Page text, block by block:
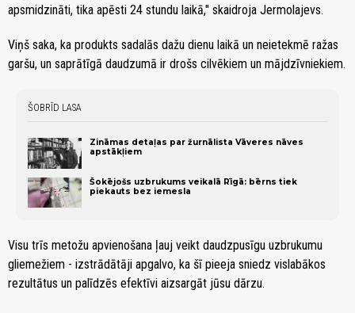
apsmidzināti, tika apēsti 24 stundu laikā," skaidroja Jermolajevs.
Viņš saka, ka produkts sadalās dažu dienu laikā un neietekmē ražas
garšu, un saprātīgā daudzumā ir drošs cilvēkiem un mājdzīvniekiem.
ŠOBRĪD LASA
Zināmas detaļas par žurnālista Vāveres nāves
apstākļiem
Šokējošs uzbrukums veikalā Rīgā: bērns tiek
piekauts bez iemesla
Visu trīs metožu apvienošana ļauj veikt daudzpusīgu uzbrukumu
gliemežiem - izstrādātāji apgalvo, ka šī pieeja sniedz vislabākos
rezultātus un palīdzēs efektīvi aizsargāt jūsu dārzu.